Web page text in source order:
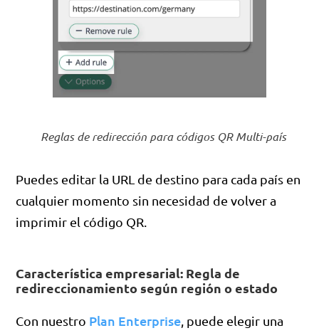
Reglas de redirección para códigos QR Multi-país
Puedes editar la URL de destino para cada país en
cualquier momento sin necesidad de volver a
imprimir el código QR.
Característica empresarial: Regla de
redireccionamiento según región o estado
Con nuestro Plan Enterprise , puede elegir una